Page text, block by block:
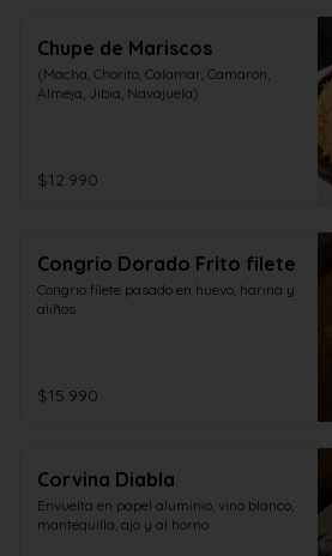
Chupe de Mariscos
(Macha, Chorito, Calamar, Camaron,
Almeja, Jibia, Navajuela)
$12.990
Congrio Dorado Frito filete
Congrio filete pasado en huevo, harina y
aliños
$15.990
Corvina Diabla
Envuelta en papel aluminio, vino blanco,
mantequilla, ajo y al horno